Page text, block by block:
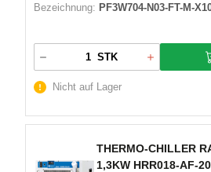
Bezeichnung: PF3W704-N03-FT-M-
STK
Nicht auf Lager
THERMO-CHILLER
1,3KW HRR018-AF-